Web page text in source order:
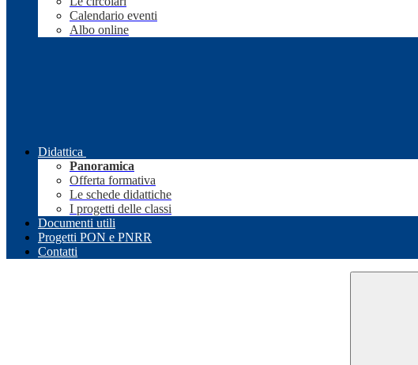
Calendario eventi
Albo online
Didattica
Panoramica
Offerta formativa
Le schede didattiche
I progetti delle classi
Documenti utili
Progetti PON e PNRR
Contatti